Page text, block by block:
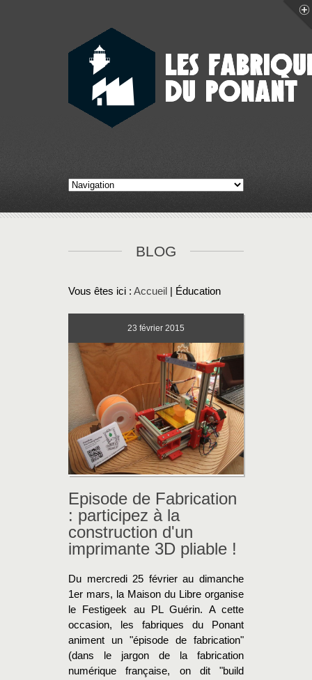
BLOG
Vous êtes ici : Accueil | Éducation
23 février 2015
Episode de Fabrication
: participez à la
construction d'un
imprimante 3D pliable !
Du mercredi 25 février au dimanche
1er mars, la Maison du Libre organise
le Festigeek au PL Guérin. A cette
occasion, les fabriques du Ponant
animent un "épisode de fabrication"
(dans le jargon de la fabrication
numérique française, on dit "build